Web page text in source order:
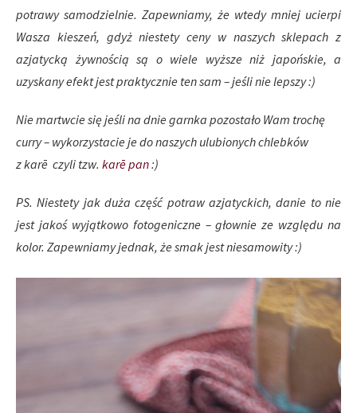
potrawy samodzielnie. Zapewniamy, że wtedy mniej ucierpi
Wasza kieszeń, gdyż niestety ceny w naszych sklepach z
azjatycką żywnością są o wiele wyższe niż japońskie, a
uzyskany efekt jest praktycznie ten sam – jeśli nie lepszy :)
Nie martwcie się jeśli na dnie garnka pozostało Wam trochę
curry – wykorzystacie je do naszych ulubionych chlebków
z karē czyli tzw. karēpan:)
PS. Niestety jak duża część potraw azjatyckich, danie to nie
jest jakoś wyjątkowo fotogeniczne – głownie ze względu na
kolor. Zapewniamy jednak, że smak jest niesamowity :)